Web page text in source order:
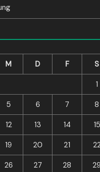
M D F S
1
5 6 7 8
12 13 14 15
19 20 21
26 27 28 29